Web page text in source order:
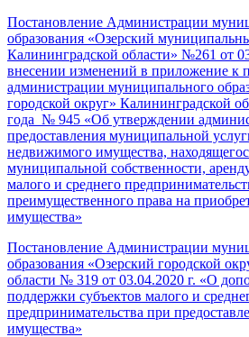
Постановление Администрации
образования «Озерский
Калининградской области» №261 от
внесении изменений в приложение к
администрации муниципального
городской округ» Калининградской
года № 945 «Об утверждении
предоставления муниципальной
недвижимого имущества,
муниципальной собственности,
малого и среднего
преимущественного права на
имущества»
Постановление Администрации
образования «Озерский городской
области № 319 от 03.04.2020 г. «О
поддержки субъектов малого и
предпринимательства при
имущества»